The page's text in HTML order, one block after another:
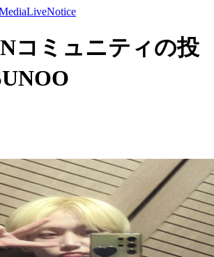
LiveNotice
コミュニティの投